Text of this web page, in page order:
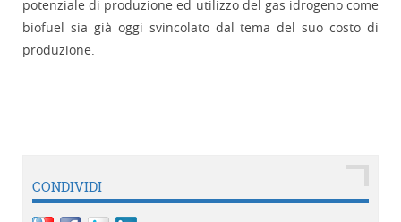
potenziale di produzione ed utilizzo del gas idrogeno come
biofuel sia già oggi svincolato dal tema del suo costo di
produzione.
CONDIVIDI